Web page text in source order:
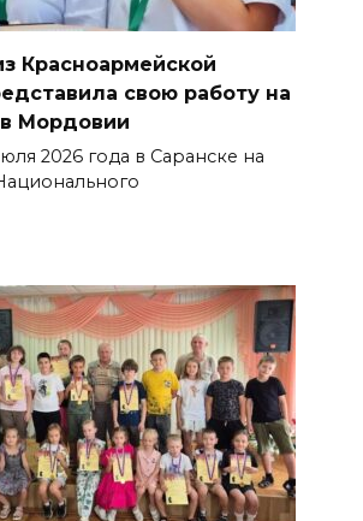
Красноармейской
свою работу на
Мордовии
2026 года в Саранске на